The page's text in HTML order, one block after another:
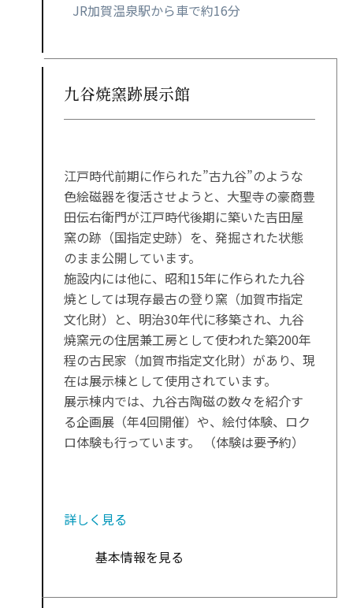
JR加賀温泉駅から車で約16分
九谷焼窯跡展示館
江戸時代前期に作られた”古九谷”のような
色絵磁器を復活させようと、大聖寺の豪商豊
田伝右衛門が江戸時代後期に築いた吉田屋
窯の跡（国指定史跡）を、発掘された状態
のまま公開しています。
施設内には他に、昭和15年に作られた九谷
焼としては現存最古の登り窯（加賀市指定
文化財）と、明治30年代に移築され、九谷
焼窯元の住居兼工房として使われた築200年
程の古民家（加賀市指定文化財）があり、現
在は展示棟として使用されています。
展示棟内では、九谷古陶磁の数々を紹介す
る企画展（年4回開催）や、絵付体験、ロク
ロ体験も行っています。 （体験は要予約）
詳しく見る
基本情報を見る